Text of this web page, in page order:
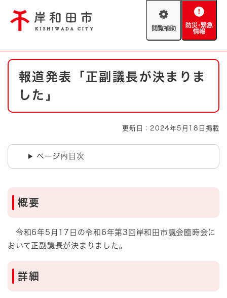
閲
助
防
緊
情
やさしい日本語
防災・緊急情報 救急・消防
本
報道発表「正副議長が決まりま
した」
更新日：2024年5月18日掲載
ページ内目次
概要
令和6年5月17日の令和6年第3回岸和田市議会臨時会に
おいて正副議長が決まりました。
詳細